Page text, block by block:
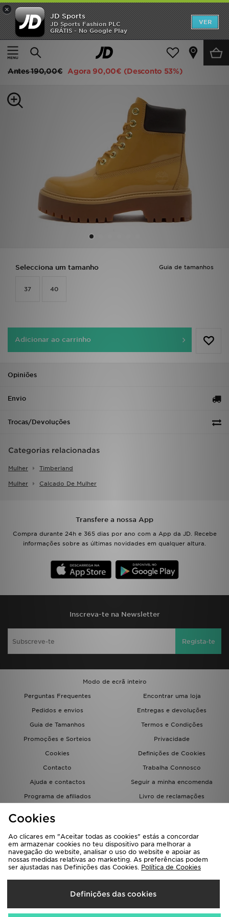
×
JD Sports
JD Sports Fashion PLC
GRÁTIS - No Google Play
VER
Página principal
Mulher Calçado de Mulher
Timberland 6 Inch Patent Leather Boots Women's
Antes190,00€ Agora 90,00€ (Desconto 53%)
Guia de tamanhos
Selecciona um tamanho
37 40
Adicionar ao carrinho
Opiniões
Envio
Trocas/Devoluções
Categorias relacionadas
Mulher Timberland
Mulher Calcado De Mulher
Transfere a nossa App
Compra durante 24h e 365 dias por ano com a App da JD. Recebe
informações sobre as últimas novidades em qualquer altura.
Inscreva-te na Newsletter
Regista-te
Modo de ecrã inteiro
Perguntas Frequentes
Encontrar uma loja
Pedidos e envios
Entregas e devoluções
Guia de Tamanhos
Termos e Condições
Promoções e Sorteios
Privacidade
Cookies
Definições de Cookies
Contacto
Trabalha Connosco
Ajuda e contactos
Seguir a minha encomenda
Programa de afiliados
Livro de reclamações
Seleciona O País
Portugal
INÍCIO
Promoções
MULHER
DESPORTO
FUTEBOL JD
Cookies
Ao clicares em "Aceitar todas as cookies" estás a concordar
em armazenar cookies no teu dispositivo para melhorar a
navegação do website, analisar o uso do website e apoiar as
nossas medidas relativas ao marketing. As preferências podem
ser ajustadas nas Definições das Cookies. Política de Cookies
Definições das cookies